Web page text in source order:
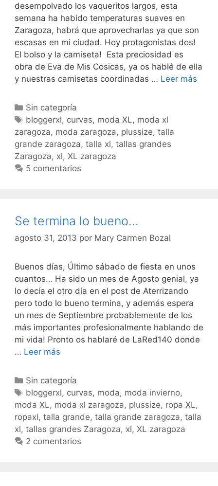
desempolvado los vaqueritos largos, esta
semana ha habido temperaturas suaves en
Zaragoza, habrá que aprovecharlas ya que son
escasas en mi ciudad. Hoy protagonistas dos!
El bolso y la camiseta! Esta preciosidad es
obra de Eva de Mis Cosicas, ya os hablé de ella
y nuestras camisetas coordinadas … Leer más
Categorías
Sin categoría
Etiquetas
bloggerxl, curvas, moda XL, moda xl
zaragoza, moda zaragoza, plussize, talla
grande zaragoza, talla xl, tallas grandes
Zaragoza, xl, XL zaragoza
5 comentarios
Se termina lo bueno…
agosto 31, 2013 por Mary Carmen Bozal
Buenos días, Último sábado de fiesta en unos
cuantos… Ha sido un mes de Agosto genial, ya
lo decía el otro día en el post de Aterrizando
pero todo lo bueno termina, y además espera
un mes de Septiembre probablemente de los
más importantes profesionalmente hablando de
mi vida! Pronto os hablaré de LaRed140 donde
… Leer más
bueno…
Categorías
Sin categoría
Etiquetas
bloggerxl, curvas, moda, moda invierno,
moda XL, moda xl zaragoza, plussize, ropa XL,
ropaxl, talla grande, talla grande zaragoza, talla
xl, tallas grandes Zaragoza, xl, XL zaragoza
2 comentarios